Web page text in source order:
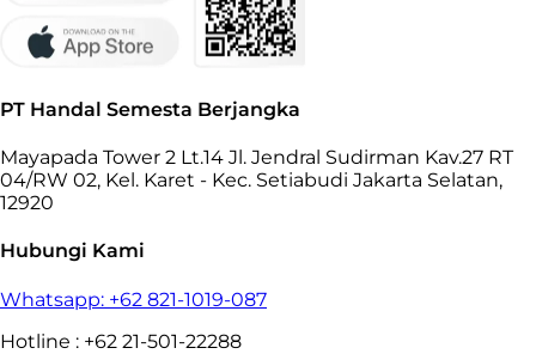
PT Handal Semesta Berjangka
Mayapada Tower 2 Lt.14 Jl. Jendral Sudirman Kav.27 RT
04/RW 02, Kel. Karet - Kec. Setiabudi Jakarta Selatan,
12920
Hubungi Kami
Whatsapp: +62 821-1019-087
Hotline : +62 21-501-22288